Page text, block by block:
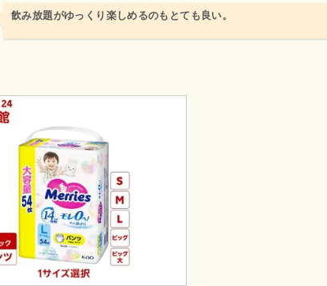
飲み放題がゆっくり楽しめるのもとても良い。